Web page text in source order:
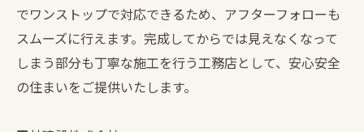
でワンストップで対応できるため、アフターフォローも
スムーズに行えます。完成してからでは見えなくなって
しまう部分も丁寧な施工を行う工務店として、安心安全
の住まいをご提供いたします。